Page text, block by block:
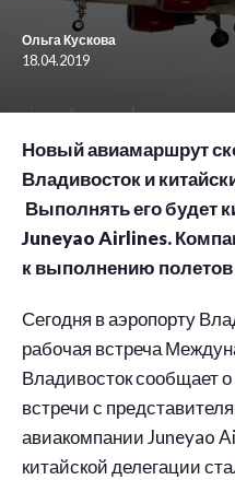
Ольга Кускова
18.04.2019
Новый авиамаршрут
Владивосток и
Выполнять его будет
Juneyao Airlines.
к выполнению
Сегодня в аэропорту
рабочая встреча
Владивосток сообщает
встречи с
авиакомпании Juneyao
китайской делегации